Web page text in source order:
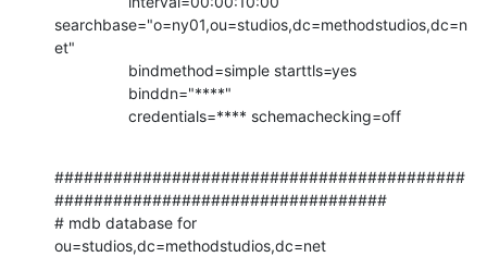
searchbase="o=ny01,ou=studios,dc=methodstudios,dc=n
et"
                 credentials=**** schemachecking=off
##########################################
##################################
# mdb database for
ou=studios,dc=methodstudios,dc=net